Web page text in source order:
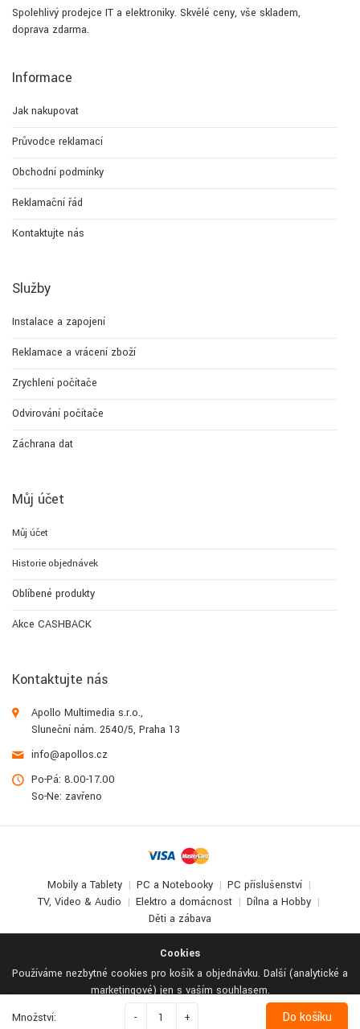
Cookies
Používáme nezbytné cookies pro košík a objednávku. Další (analytické a
marketingové) jen s vaším souhlasem.
Odmítnout vše Podrobné nastavení Přijmout vše
Množství: - + Do košíku
Spolehlivý prodejce IT a elektroniky. Skvělé ceny, vše skladem,
doprava zdarma.
Informace
Jak nakupovat
Průvodce reklamací
Obchodní podmínky
Reklamační řád
Kontaktujte nás
Služby
Instalace a zapojení
Reklamace a vrácení zboží
Zrychlení počítače
Odvirování počítače
Záchrana dat
Můj účet
Můj účet
Historie objednávek
Oblíbené produkty
Akce CASHBACK
Kontaktujte nás
Apollo Multimedia s.r.o.,
Sluneční nám. 2540/5, Praha 13
info@apollos.cz
Po-Pá: 8.00-17.00
So-Ne: zavřeno
Mobily a Tablety PC a Notebooky
PC příslušenství
TV, Video & Audio
Elektro a domácnost
Dílna a Hobby
Děti a zábava